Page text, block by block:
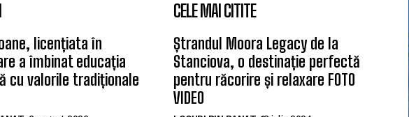
licențiata în
a îmbinat educația
cu valorile tradiționale
CELE MAI CITITE
Ștrandul Moora Legacy de la
Stanciova, o destinație perfectă
pentru răcorire și relaxare FOTO
VIDEO